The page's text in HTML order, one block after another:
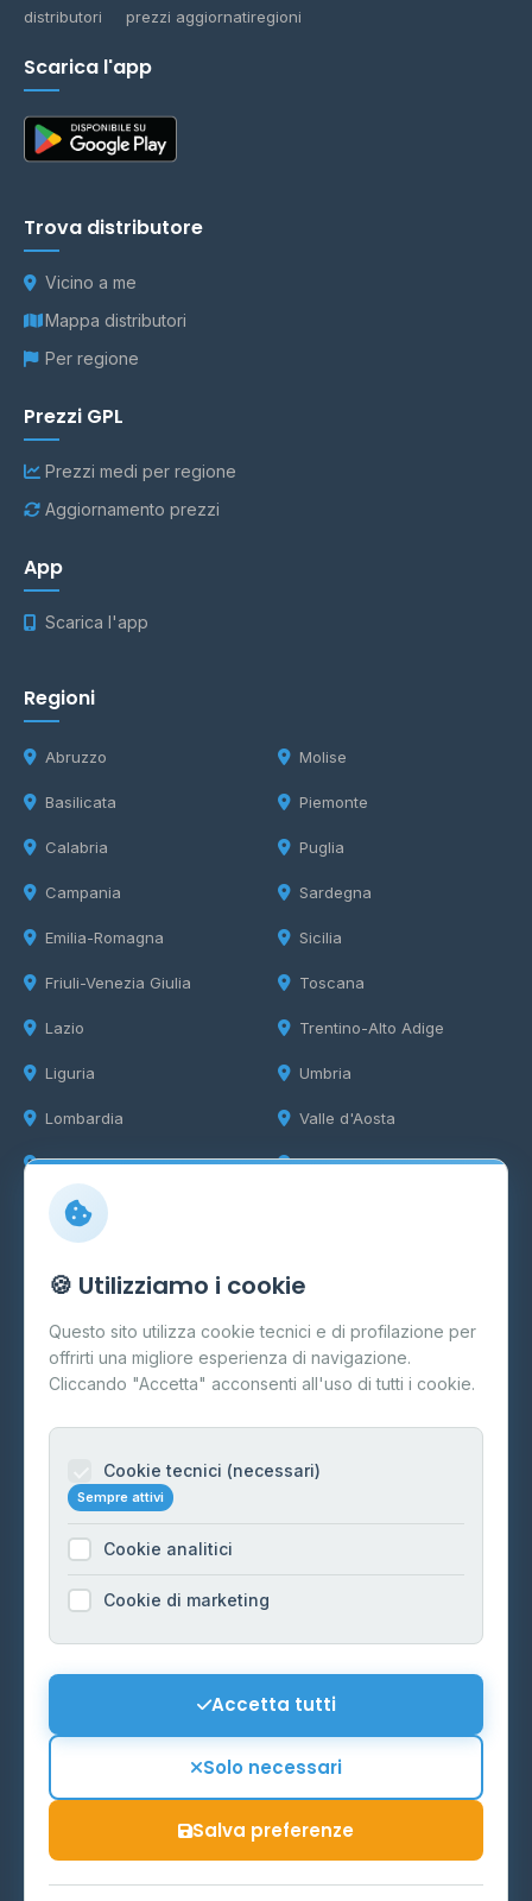
distributori prezzi aggiornatiregioni
Scarica l'app
Trova distributore
Vicino a me
Mappa distributori
Per regione
Prezzi GPL
Prezzi medi per regione
Aggiornamento prezzi
App
Scarica l'app
Regioni
Abruzzo
Basilicata
Calabria
Campania
Emilia-Romagna
Friuli-Venezia Giulia
Lazio
Liguria
Lombardia
Marche
Molise
Piemonte
Puglia
Sardegna
Sicilia
Toscana
Trentino-Alto Adige
Umbria
Valle d'Aosta
Veneto
Info
Cos'è il GPL
FAQ
Contatti
Informazioni legali
Cookie Policy
Preferenze Cookie
Mappa del sito
🍪 Utilizziamo i cookie
Questo sito utilizza cookie tecnici e di profilazione per
offrirti una migliore esperienza di navigazione.
Cliccando "Accetta" acconsenti all'uso di tutti i cookie.
Cookie tecnici (necessari)
Sempre attivi
Cookie analitici
Cookie di marketing
Accetta tutti
Solo necessari
Salva preferenze